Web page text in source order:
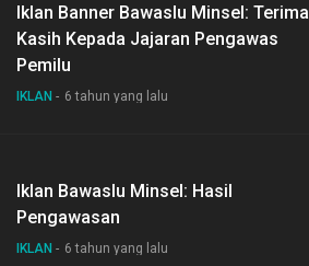
Iklan Banner Bawaslu Minsel: Terima
Kasih Kepada Jajaran Pengawas
Pemilu
IKLAN 6 tahun yang lalu
Iklan Bawaslu Minsel: Hasil
Pengawasan
IKLAN 6 tahun yang lalu